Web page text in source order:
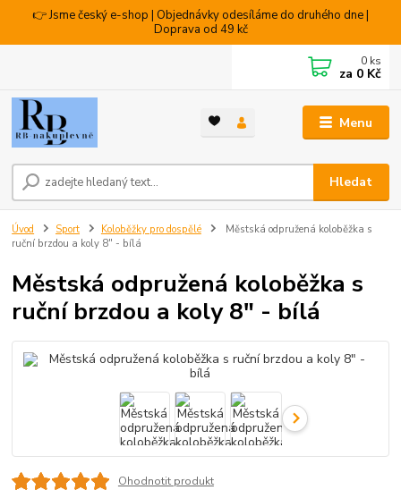
👉 Jsme český e-shop | Objednávky odesíláme do druhého dne |
Doprava od 49 kč
Menu
Hledat
0 ks
za 0 Kč
Úvod Sport Koloběžky pro dospělé
Městská odpružená koloběžka s
ruční brzdou a koly 8" - bílá
Městská odpružená koloběžka s
ruční brzdou a koly 8" - bílá
Ohodnotit produkt